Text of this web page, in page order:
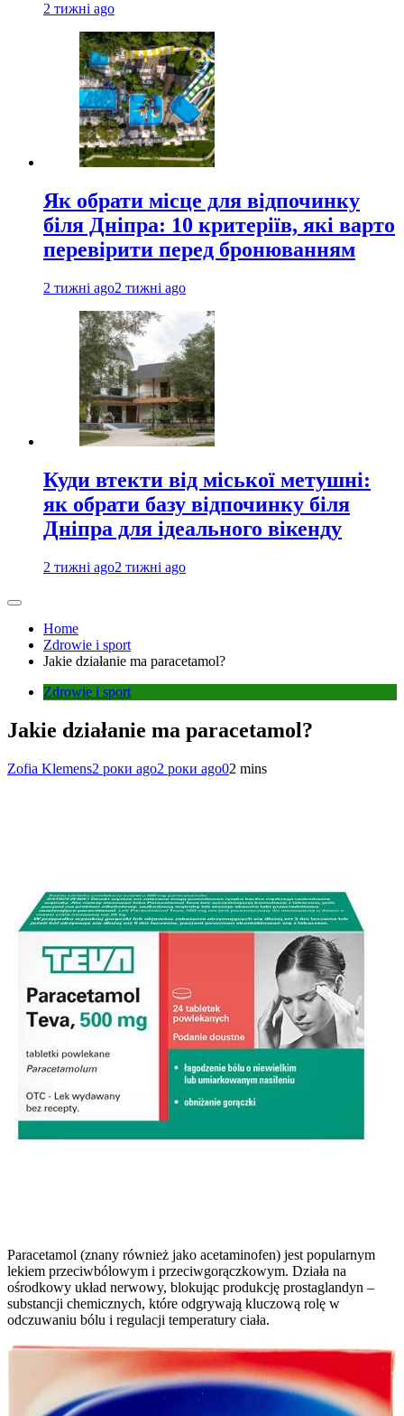
2 тижні ago
Як обрати місце для відпочинку
біля Дніпра: 10 критеріїв, які варто
перевірити перед бронюванням
2 тижні ago2 тижні ago
Куди втекти від міської метушні:
як обрати базу відпочинку біля
Дніпра для ідеального вікенду
2 тижні ago2 тижні ago
Home
Zdrowie i sport
Jakie działanie ma paracetamol?
Zdrowie i sport
Jakie działanie ma paracetamol?
Zofia Klemens2 роки ago2 роки ago02 mins
Paracetamol (znany również jako acetaminofen) jest popularnym
lekiem przeciwbólowym i przeciwgorączkowym. Działa na
ośrodkowy układ nerwowy, blokując produkcję prostaglandyn –
substancji chemicznych, które odgrywają kluczową rolę w
odczuwaniu bólu i regulacji temperatury ciała.